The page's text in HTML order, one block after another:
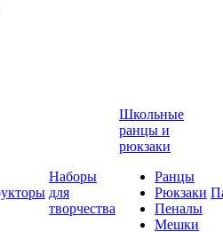
Наборы
для
творчества
Школьные
ранцы и
рюкзаки
Ранцы
Рюкзаки
Пеналы
Мешки